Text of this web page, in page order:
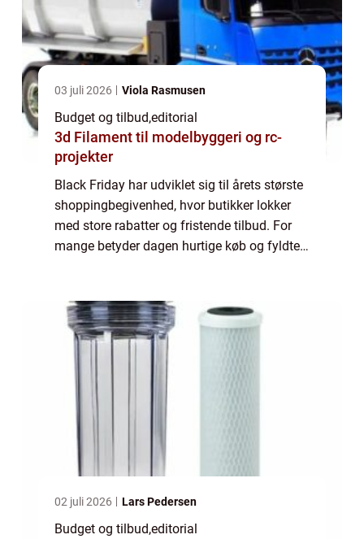
03 juli 2026 Viola Rasmusen
Budget og tilbud,editorial
3d Filament til modelbyggeri og rc-
projekter
Black Friday har udviklet sig til årets største
shoppingbegivenhed, hvor butikker lokker
med store rabatter og fristende tilbud. For
mange betyder dagen hurtige køb og fyldte
02 juli 2026 Lars Pedersen
Budget og tilbud,editorial